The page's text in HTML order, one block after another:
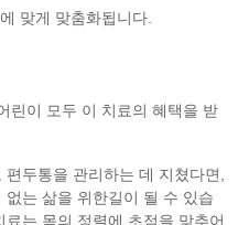
맞게 맞춤화됩니다.
린이 모두 이 치료의 혜택을 받
두통을 관리하는 데 지쳤다면,
는 삶을 위한길이 될 수 있습
는 목의 정렬에 초점을 맞추어